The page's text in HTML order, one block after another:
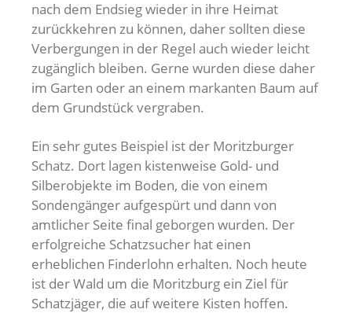
nach dem Endsieg wieder in ihre Heimat
zurückkehren zu können, daher sollten diese
Verbergungen in der Regel auch wieder leicht
zugänglich bleiben. Gerne wurden diese daher
im Garten oder an einem markanten Baum auf
dem Grundstück vergraben.
Ein sehr gutes Beispiel ist der Moritzburger
Schatz. Dort lagen kistenweise Gold- und
Silberobjekte im Boden, die von einem
Sondengänger aufgespürt und dann von
amtlicher Seite final geborgen wurden. Der
erfolgreiche Schatzsucher hat einen
erheblichen Finderlohn erhalten. Noch heute
ist der Wald um die Moritzburg ein Ziel für
Schatzjäger, die auf weitere Kisten hoffen.